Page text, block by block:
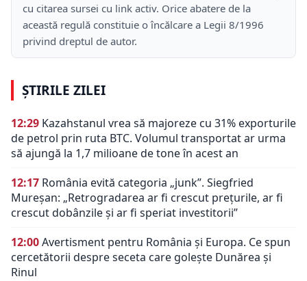
cu citarea sursei cu link activ. Orice abatere de la
această regulă constituie o încălcare a Legii 8/1996
privind dreptul de autor.
ȘTIRILE ZILEI
12:29 Kazahstanul vrea să majoreze cu 31% exporturile
de petrol prin ruta BTC. Volumul transportat ar urma
să ajungă la 1,7 milioane de tone în acest an
12:17 România evită categoria „junk”. Siegfried
Mureșan: „Retrogradarea ar fi crescut preţurile, ar fi
crescut dobânzile şi ar fi speriat investitorii”
12:00Avertisment pentru România și Europa. Ce spun
cercetătorii despre seceta care golește Dunărea și
Rinul